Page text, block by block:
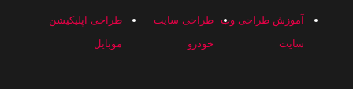
آموزش طراحی وب
سایت
طراحی سایت
خودرو
طراحی اپلیکیشن
موبایل